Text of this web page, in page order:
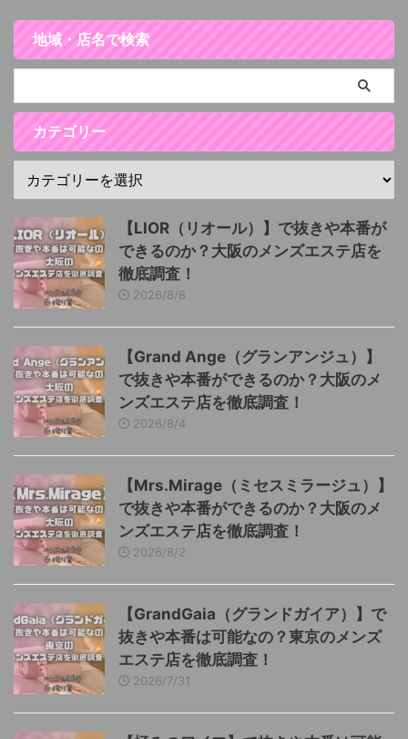
地域・店名で検索
カテゴリー
【LIOR（リオール）】で抜きや本番が
できるのか？大阪のメンズエステ店を
徹底調査！
2026/8/8
【Grand Ange（グランアンジュ）】
で抜きや本番ができるのか？大阪のメ
ンズエステ店を徹底調査！
2026/8/4
【Mrs.Mirage（ミセスミラージュ）】
で抜きや本番ができるのか？大阪のメ
ンズエステ店を徹底調査！
2026/8/2
【GrandGaia（グランドガイア）】で
抜きや本番は可能なの？東京のメンズ
エステ店を徹底調査！
2026/7/31